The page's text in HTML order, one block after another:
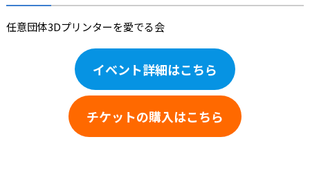
任意団体3Dプリンターを愛でる会
イベント詳細はこちら
チケットの購入はこちら